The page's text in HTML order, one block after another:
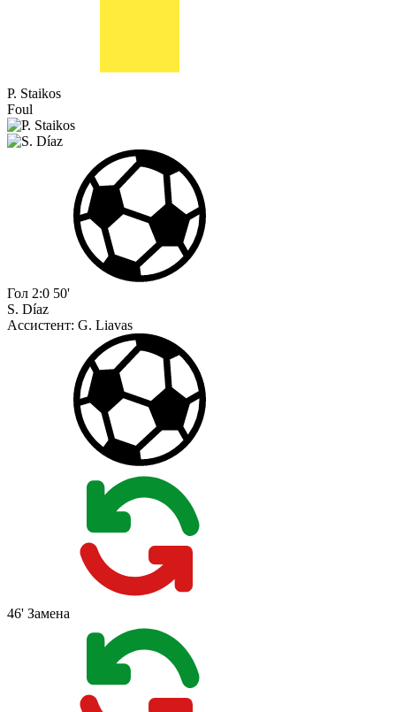
P. Staikos
Foul
Гол 2:0 50'
S. Díaz
Ассистент: G. Liavas
46' Замена